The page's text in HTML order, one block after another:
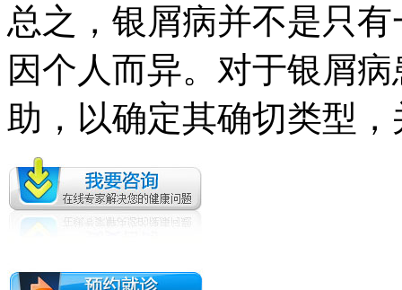
总之，银屑病并不是只
因个人而异。对于银屑
助，以确定其确切类型